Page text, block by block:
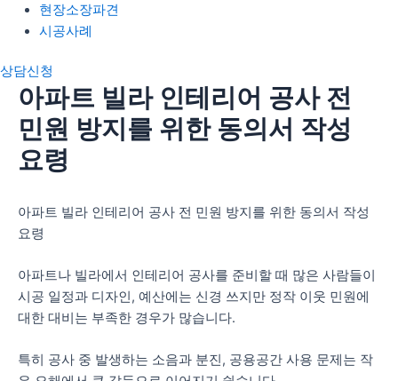
현장소장파견
시공사례
상담신청
아파트 빌라 인테리어 공사 전
민원 방지를 위한 동의서 작성
요령
아파트 빌라 인테리어 공사 전 민원 방지를 위한 동의서 작성
요령
아파트나 빌라에서 인테리어 공사를 준비할 때 많은 사람들이
시공 일정과 디자인, 예산에는 신경 쓰지만 정작 이웃 민원에
대한 대비는 부족한 경우가 많습니다.
특히 공사 중 발생하는 소음과 분진, 공용공간 사용 문제는 작